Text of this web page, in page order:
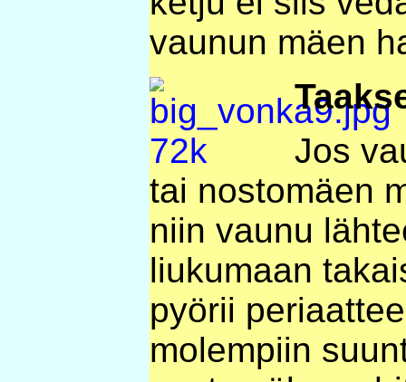
vaunun mäen
Jos
tai nostomäen
niin vaunu
liukumaan
pyörii
molempiin